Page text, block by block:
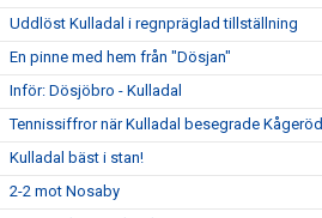
Uddlöst Kulladal i regnpräglad tillställning
En pinne med hem från "Dösjan"
Inför: Dösjöbro - Kulladal
Tennissiffror när Kulladal besegrade Kågeröd
Kulladal bäst i stan!
2-2 mot Nosaby